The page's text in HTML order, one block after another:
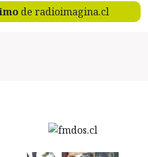
de radioimagina.cl